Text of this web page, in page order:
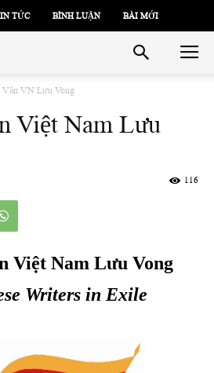
TỨC BÌNH LUẬN BÀI MỚI
Văn VN Lưu Vong
Việt Nam Lưu
116
Việt Nam Lưu Vong
Writers in Exile